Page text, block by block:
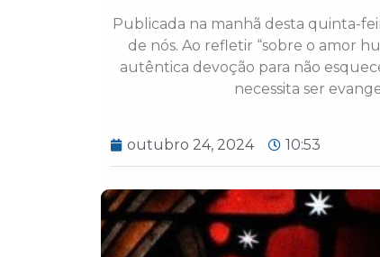
Publicada na manhã desta quinta-
de nós. Ao refletir “sobre o amor
autêntica devoção para não
necessita ser
outubro 24, 2024 10:53